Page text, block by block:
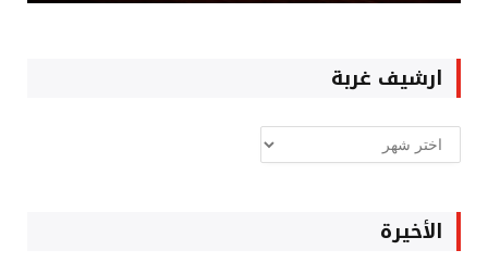
ارشيف غربة
ارشيف
غربة
الأخيرة